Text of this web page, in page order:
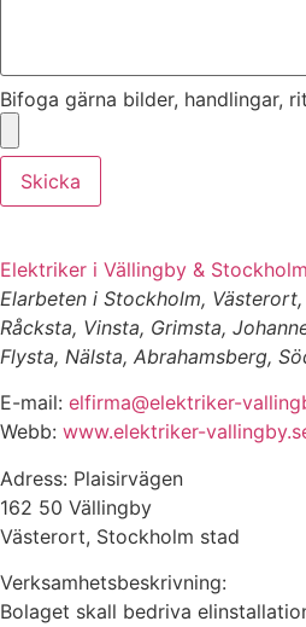
Bifoga gärna bilder, handlingar,
Skicka
Elektriker i Vällingby &
Elarbeten i Stockholm, Västerort,
Råcksta, Vinsta, Grimsta,
Flysta, Nälsta, Abrahamsberg,
E-mail: elfirma@elektriker-
Webb: www.elektriker-
Adress: Plaisirvägen
162 50 Vällingby
Västerort, Stockholm stad
Verksamhetsbeskrivning:
Bolaget skall bedriva